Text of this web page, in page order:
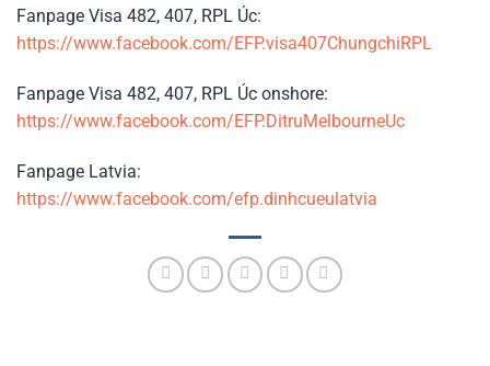
Fanpage Visa 482, 407, RPL Úc:
https://www.facebook.com/EFP.visa407ChungchiRPL
Fanpage Visa 482, 407, RPL Úc onshore:
https://www.facebook.com/EFP.DitruMelbourneUc
Fanpage Latvia:
https://www.facebook.com/efp.dinhcueulatvia